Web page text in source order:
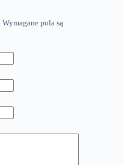
Wymagane pola są